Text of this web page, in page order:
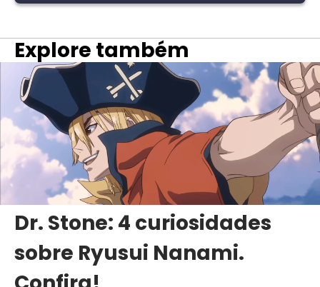
Explore também
Dr. Stone: 4 curiosidades
sobre Ryusui Nanami.